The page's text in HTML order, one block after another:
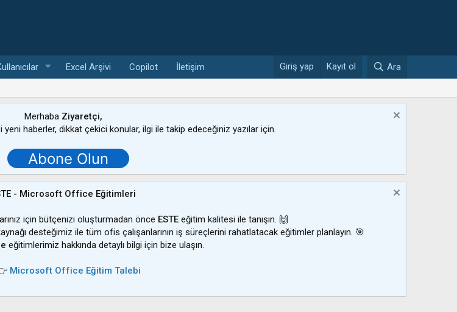
Excel Arşivi Copilot İletişim Giriş yap Kayıt ol Ara
Merhaba Ziyaretçi,
yeni haberler, dikkat çekici konular, ilgi ile takip edeceğiniz yazılar için.
Abone Olun
- Microsoft Office Eğitimleri
için bütçenizi oluşturmadan önce ESTE eğitim kalitesi ile tanışın. 🙌
desteğimiz ile tüm ofis çalışanlarının iş süreçlerini rahatlatacak eğitimler planlayın. 🎯
eğitimlerimiz hakkında detaylı bilgi için bize ulaşın.
Microsoft Office Eğitim Talebi